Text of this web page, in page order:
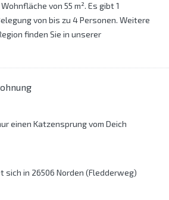
von 55 m². Es gibt 1
von bis zu 4 Personen. Weitere
finden Sie in unserer
einen Katzensprung vom Deich
in 26506 Norden (Fledderweg)